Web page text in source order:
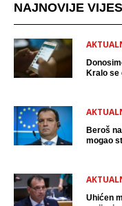
NAJNOVIJE
Kralo se
Beroš
mogao
Uhićen